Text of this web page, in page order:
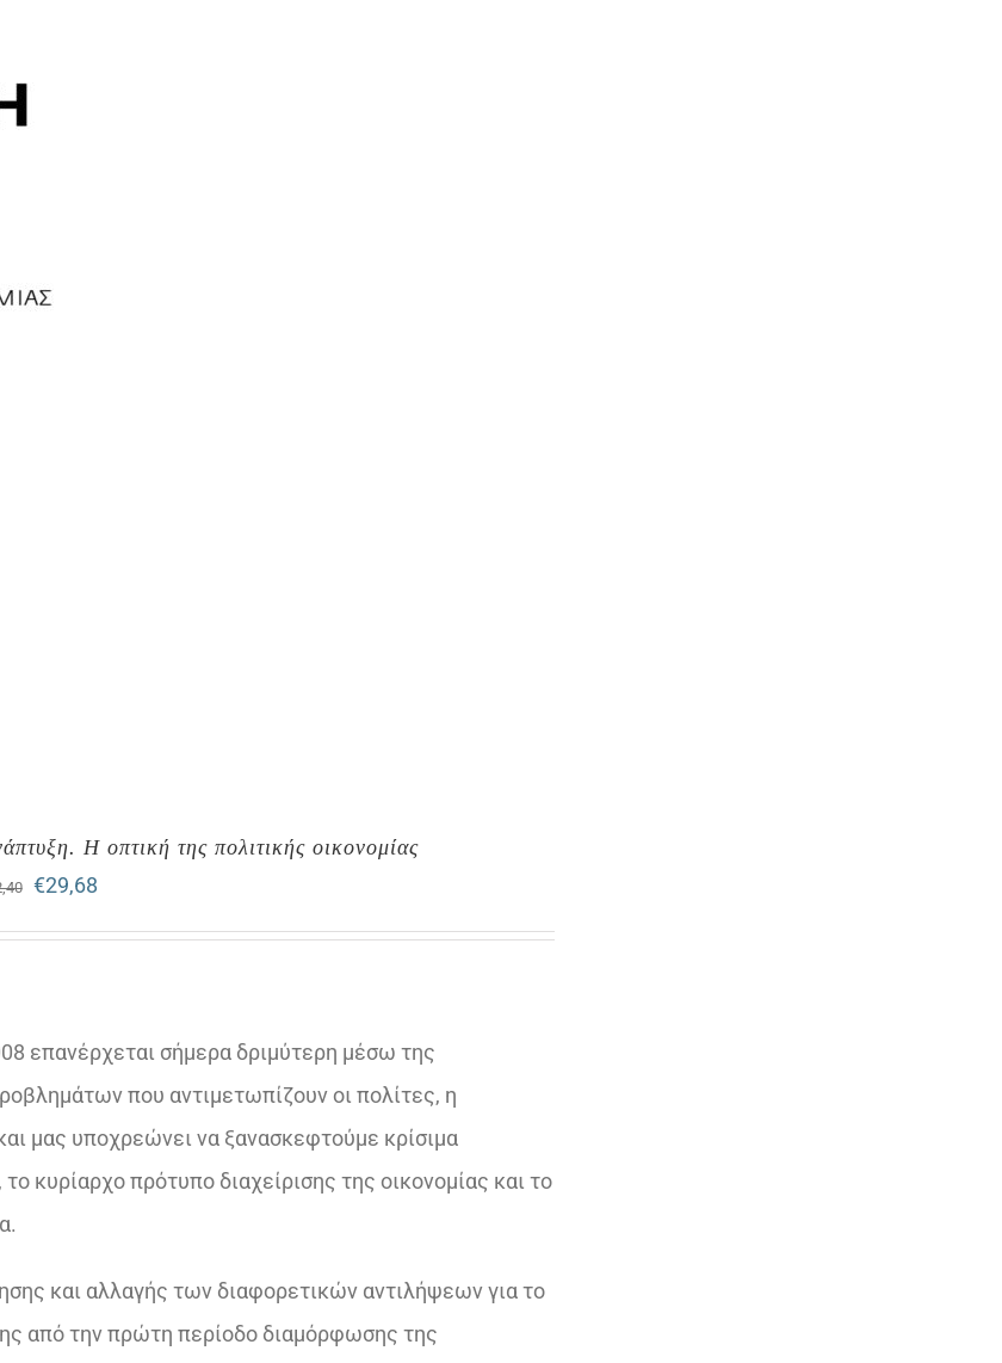
H οπτική της πολιτικής οικονομίας
Original
price
€29,68Η
τρέχουσα
€29,68.
επανέρχεται σήμερα δριμύτερη μέσω της
που αντιμετωπίζουν οι πολίτες, η
μας υποχρεώνει να ξανασκεφτούμε κρίσιμα
κυρίαρχο πρότυπο διαχείρισης της οικονομίας και το
και αλλαγής των διαφορετικών αντιλήψεων για το
από την πρώτη περίοδο διαμόρφωσης της